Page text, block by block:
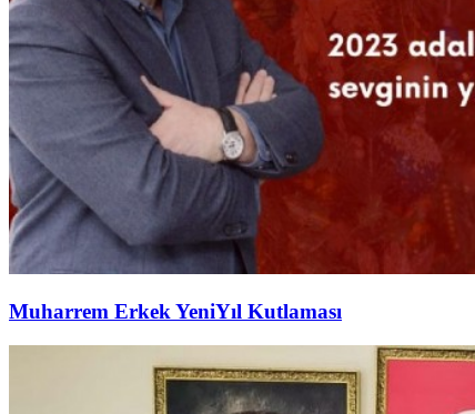
Muharrem Erkek YeniYıl Kutlaması